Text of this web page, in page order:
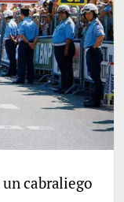
cabraliego